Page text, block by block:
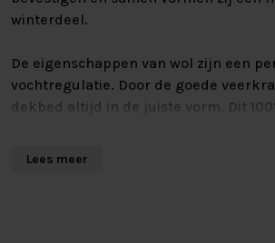
winterdeel.
De eigenschappen van wol zijn een
vochtregulatie. Door de goede
dekbed altijd in de juiste vorm. Dit
Lees meer